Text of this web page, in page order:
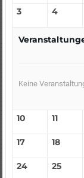
3 4
Keine
10 11
17 18
24 25